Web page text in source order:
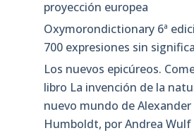
proyección europea
Oxymorondictionary 6ª
700 expresiones sin
Los nuevos epicúreos.
libro La invención de la
nuevo mundo de Alexander
Humboldt, por Andrea Wulf